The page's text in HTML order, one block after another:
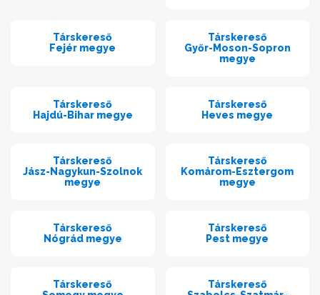
Társkereső
Fejér megye
Társkereső
Győr-Moson-Sopron
megye
Társkereső
Hajdú-Bihar megye
Társkereső
Heves megye
Társkereső
Jász-Nagykun-Szolnok
megye
Társkereső
Komárom-Esztergom
megye
Társkereső
Nógrád megye
Társkereső
Pest megye
Társkereső
Társkereső